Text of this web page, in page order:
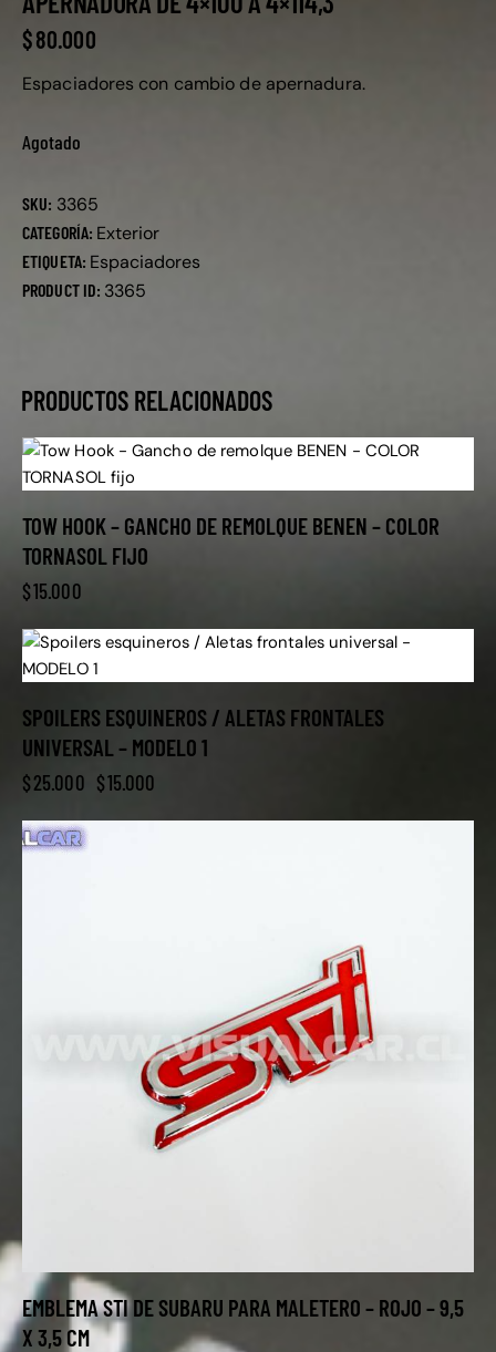
$80.000
Espaciadores con cambio de apernadura.
Agotado
SKU: 3365
CATEGORÍA: Exterior
ETIQUETA: Espaciadores
PRODUCT ID: 3365
PRODUCTOS RELACIONADOS
TOW HOOK – GANCHO DE REMOLQUE BENEN – COLOR
TORNASOL FIJO
$15.000
-40%
SPOILERS ESQUINEROS / ALETAS FRONTALES
UNIVERSAL – MODELO 1
$25.000 $15.000
EMBLEMA STI DE SUBARU PARA MALETERO – ROJO – 9,5
X 3,5 CM